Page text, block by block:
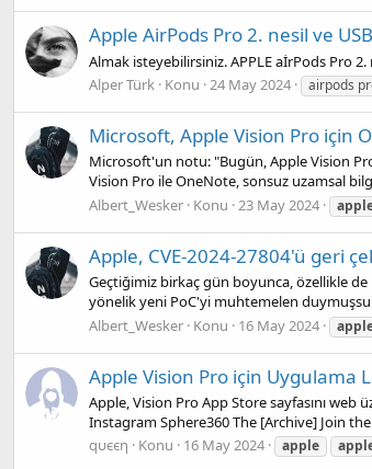
Apple AirPods Pro 2. nesil ve
Almak isteyebilirsiniz. APPLE aİrPods Pro 2.
Alper Türk Konu 24 May 2024 airpods
Microsoft, Apple Vision Pro için
Microsoft'un notu: "Bugün, Apple Vision
Vision Pro ile OneNote, sonsuz uzamsal
Albert_Wesker Konu 23 May 2024
Apple, CVE-2024-27804'ü geri
Geçtiğimiz birkaç gün boyunca, özellikle de
yönelik yeni PoC'yi muhtemelen
Albert_Wesker Konu 16 May 2024
Apple Vision Pro için Uygulama
Apple, Vision Pro App Store sayfasını
Instagram Sphere360 The [Archive] Join
qυєєη
Konu 16 May 2024 apple